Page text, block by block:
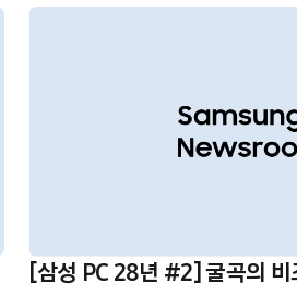
[삼성 PC 28년 #2] 굴곡의 비